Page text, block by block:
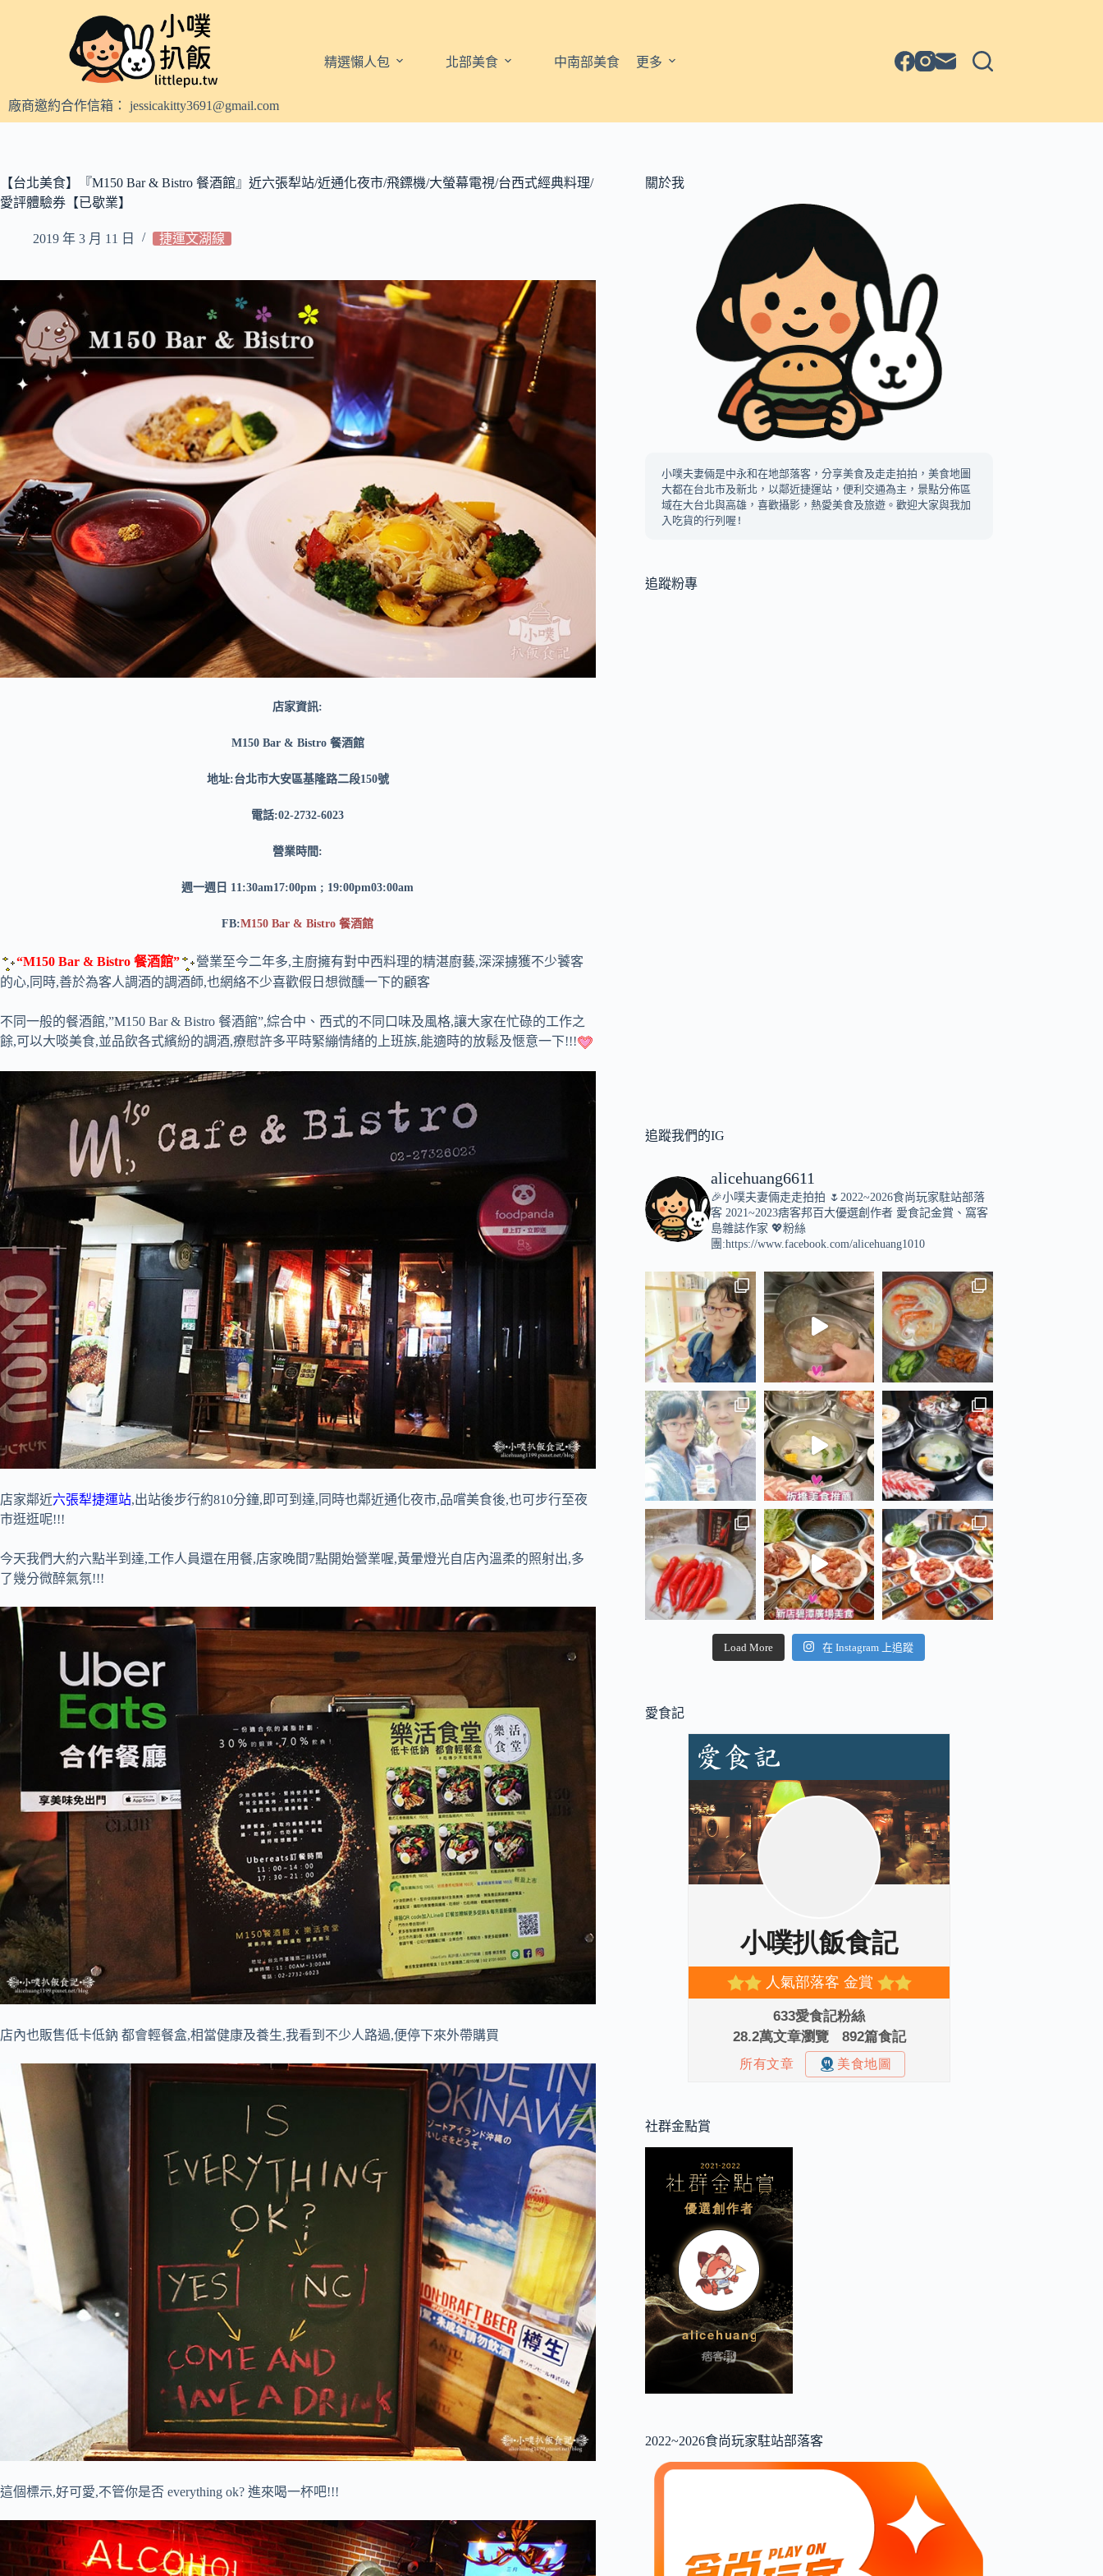
容廠商邀約合作信箱： jessicakitty3691@gmail.com
精選懶人包 北部美食 中南部美食 更多
【台北美食】『M150 Bar & Bistro 餐酒館』近六張犁站/近通化夜市/飛鏢機/大螢幕電視/台西式經典料理/
愛評體驗券【已歇業】
2019 年 3 月 11 日 捷運文湖線
店家資訊:
M150 Bar & Bistro 餐酒館
地址:台北市大安區基隆路二段150號
電話:02-2732-6023
營業時間:
週一週日 11:30am17:00pm ; 19:00pm03:00am
FB:M150 Bar & Bistro 餐酒館
“M150 Bar & Bistro 餐酒館”
營業至今二年多,主廚擁有對中西料理的精湛廚藝,深深擄獲不少饕客
的心,同時,善於為客人調酒的調酒師,也網絡不少喜歡假日想微醺一下的顧客
不同一般的餐酒館,”M150 Bar & Bistro 餐酒館”,綜合中、西式的不同口味及風格,讓大家在忙碌的工作之
餘,可以大啖美食,並品飲各式繽紛的調酒,療慰許多平時緊繃情緒的上班族,能適時的放鬆及愜意一下!!!
店家鄰近六張犁捷運站,出站後步行約810分鐘,即可到達,同時也鄰近通化夜市,品嚐美食後,也可步行至夜
市逛逛呢!!!
今天我們大約六點半到達,工作人員還在用餐,店家晚間7點開始營業喔,黃暈燈光自店內溫柔的照射出,多
了幾分微醉氣氛!!!
店內也販售低卡低鈉 都會輕餐盒,相當健康及養生,我看到不少人路過,便停下來外帶購買
這個標示,好可愛,不管你是否 everything ok? 進來喝一杯吧!!!
關於我
小噗夫妻倆是中永和在地部落客，分享美食及走走拍拍，美食地圖
大都在台北市及新北，以鄰近捷運站，便利交通為主，景點分佈區
域在大台北與高雄，喜歡攝影，熱愛美食及旅遊。歡迎大家與我加
入吃貨的行列喔!
追蹤粉專
追蹤我們的IG
alicehuang6611
🎉小噗夫妻倆走走拍拍 🌷2022~2026食尚玩家駐站部落
客 2021~2023痞客邦百大優選創作者 愛食記金賞、窩客
島雜誌作家 💖粉絲
團:https://www.facebook.com/alicehuang1010
Load More 在 Instagram 上追蹤
愛食記
社群金點賞
2022~2026食尚玩家駐站部落客